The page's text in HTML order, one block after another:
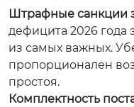
Штрафные санкции
дефицита 2026 года
из самых важных.
пропорционален
простоя.
Комплектность